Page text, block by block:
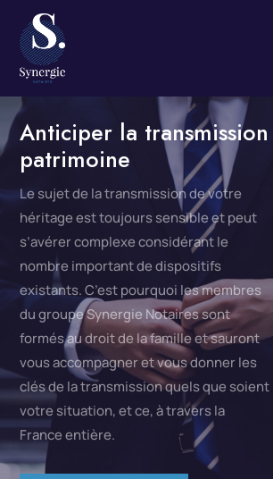
Anticiper la
patrimoine
Le sujet de la transmission de votre
héritage est toujours sensible et peut
s’avérer complexe considérant le
nombre important de dispositifs
existants.C’est pourquoi les membres
du groupe Synergie Notairessont
formés au droit de la famille et sauront
vous accompagner et vous donner les
clés de la transmissionquels que soient
votre situation, et ce, à travers la
France entière.